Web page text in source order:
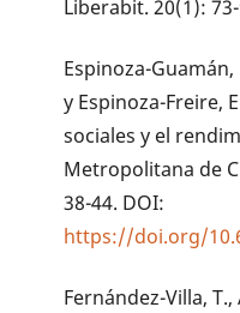
Liberabit. 20(1):
Espinoza-Guamán,
y Espinoza-Freire,
sociales y el
Metropolitana de
38-44. DOI:
https://doi.org/
Fernández-Villa, T.,